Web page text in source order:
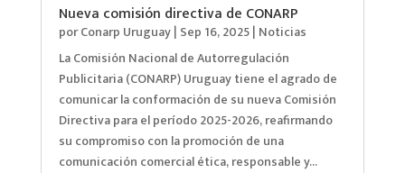
Nueva comisión directiva de CONARP
porConarp Uruguay| Sep 16, 2025| Noticias
La Comisión Nacional de Autorregulación
Publicitaria (CONARP) Uruguay tiene el agrado de
comunicar la conformación de su nueva Comisión
Directiva para el período 2025-2026, reafirmando
su compromiso con la promoción de una
comunicación comercial ética, responsable y...